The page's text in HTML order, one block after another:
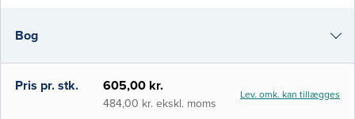
Bog
e-bog
Pris pr. stk. 605,00 kr.
484,00 kr. ekskl. moms
Lev. omk. kan tillægges